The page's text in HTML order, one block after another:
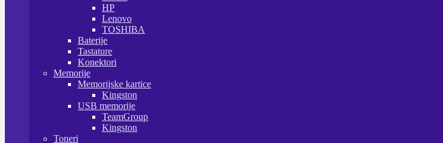
HP
Lenovo
TOSHIBA
Baterije
Tastature
Konektori
Memorije
Memorijske kartice
Kingston
USB memorije
TeamGroup
Kingston
Toneri